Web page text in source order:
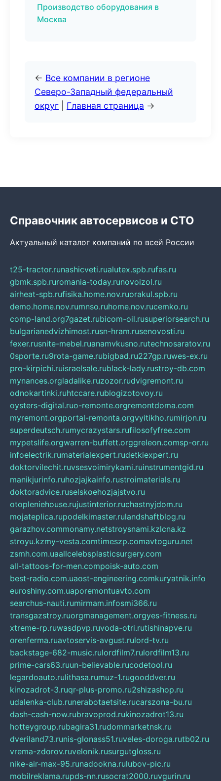
Производство оборудования в
Москва
← Все компании в регионе
Северо-Западный федеральный
округ
Главная страница →
Справочник автосервисов и СТО
Актуальный каталог компаний по всей России
t25-tractor.runashicveti.rualutex.spb.rufas.ru
gbmk.spb.ruromania-today.runovoizol.ru
airheat-spb.rufisika.home.nov.ruorakul.spb.ru
demo.home.nov.rumnso.ruhome.nov.rucemko.ru
comp-land.org7gazet.rubicom-oil.rusuperiorsearch.ru
bulgarianedvizhimost.rusn-hram.rusenovosti.ru
fexer.rusnite-mebel.ruanamvkusno.rutechnosaratov.ru
0sporte.ru9rota-game.rubigbad.ru227gp.ruwes-ex.ru
pro-kirpichi.ruisraelsale.rublack-lady.rustroy-db.com
mynances.orgladalike.ruzozor.rudvigremont.ru
odnokartinki.ruhtccare.rublogizotovoy.ru
oysters-digital.ruo-remonte.orgremontdoma.com
myremont.orgportal-remonta.orgvyitikho.rumirjon.ru
superdeutsch.rumycrazystars.rufilosofyfree.com
mypetslife.orgwarren-buffett.orggreleon.comsp-or.ru
infoelectrik.rumaterialexpert.rudetkiexpert.ru
doktorvilechit.ruvsesvoimirykami.ruinstrumentgid.ru
manikjurinfo.ruhozjajkainfo.rustroimaterials.ru
doktoradvice.ruselskoehozjajstvo.ru
otopleniehouse.rujustinterior.ruchastnyjdom.ru
mojateplica.rupodelkimaster.rulandshaftblog.ru
garazhov.commonamy.netstroysnami.kzlcna.kz
stroyu.kzmy-vesta.comtimeszp.comavtoguru.net
zsmh.com.uaallcelebsplasticsurgery.com
all-tattoos-for-men.compoisk-auto.com
best-radio.com.uaost-engineering.comkuryatnik.info
euroshiny.com.uaporemontuavto.com
searchus-nauti.rumirmam.infosmi366.ru
transgazstroy.ruorgmanagement.orgyes-fitness.ru
xtreme-rp.ruwasdpvp.ruvoda-otri.rutishinapve.ru
orenferma.ruavtoservis-avgust.rulord-tv.ru
backstage-682-music.rulordfilm7.rulordfilm13.ru
prime-cars63.ruun-believable.rucodetool.ru
legardoauto.rulithasa.rumuz-1.rugooddver.ru
kinozadrot-3.ruqr-plus-promo.ru2shizashop.ru
udalenka-club.runerabotaetsite.rucarszona-bu.ru
dash-cash-now.rubravoprod.rukinozadrot13.ru
hotteygroup.rubagira31.rudommarketnsk.ru
dveriland73.runis-glonass51.ruveles-doroga.rutb02.ru
vrema-zdorov.ruvelonik.rusurgutgloss.ru
nike-air-max-95.runadookna.rulubov-pic.ru
mobilreklama.rupds-nn.rusocrat2000.ruvgurin.ru